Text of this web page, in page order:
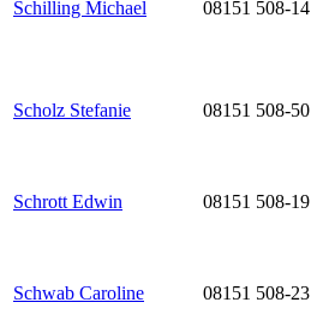
Schilling Michael 08151 508-14
Scholz Stefanie 08151 508-50
Schrott Edwin 08151 508-19
Schwab Caroline 08151 508-23